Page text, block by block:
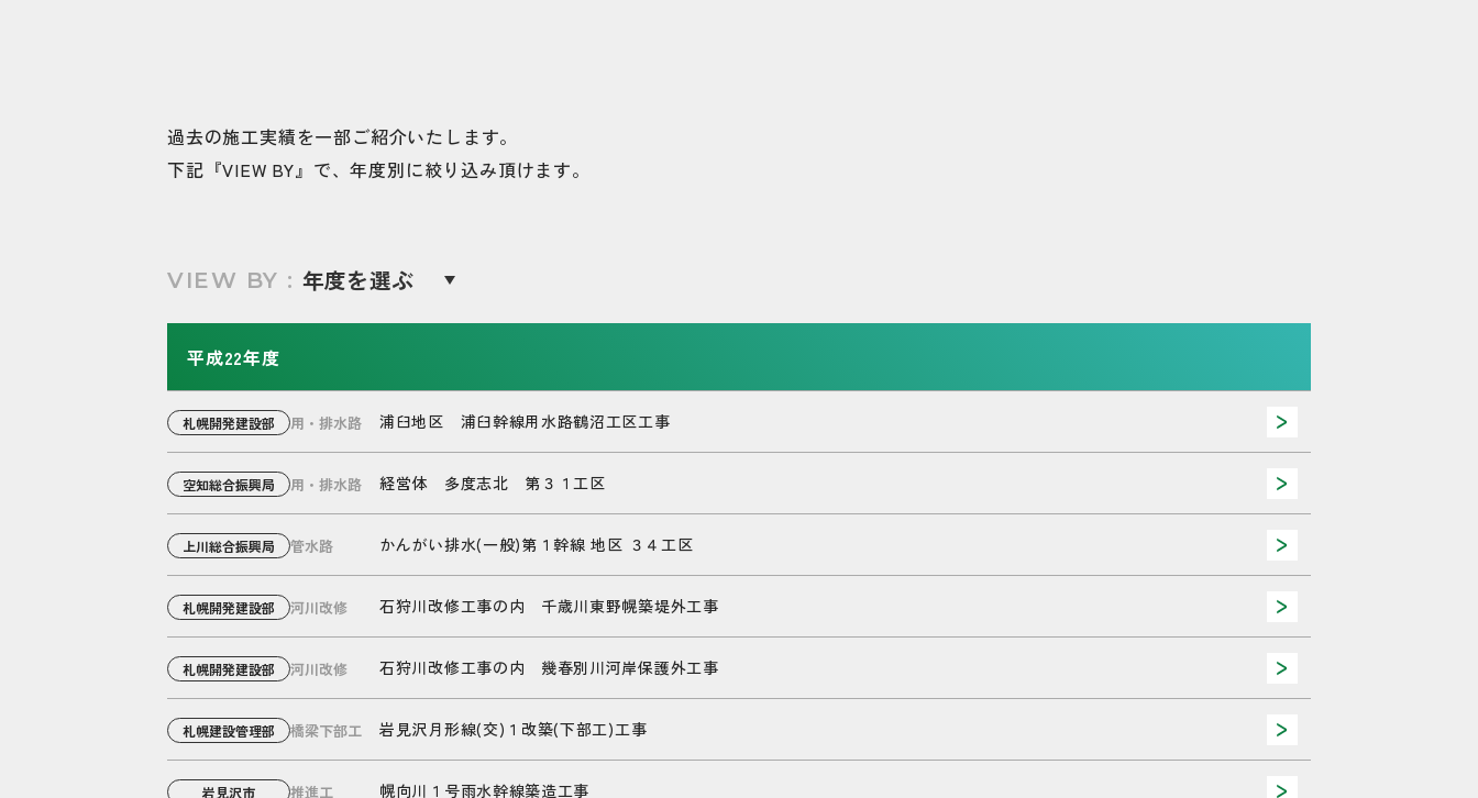
過去の施工実績を一部ご紹介いたします。
下記『VIEW BY』で、年度別に絞り込み頂けます。
VIEW BY :
平成22年度
札幌開発建設部 用・排水路 浦臼地区 浦臼幹線用水路鶴沼工区工事
空知総合振興局 用・排水路 経営体 多度志北 第３１工区
上川総合振興局 管水路 かんがい排水(一般)第１幹線 地区 ３４工区
札幌開発建設部 河川改修 石狩川改修工事の内 千歳川東野幌築堤外工事
札幌開発建設部 河川改修 石狩川改修工事の内 幾春別川河岸保護外工事
札幌建設管理部 橋梁下部工 岩見沢月形線(交)１改築(下部工)工事
岩見沢市 推進工 幌向川１号雨水幹線築造工事